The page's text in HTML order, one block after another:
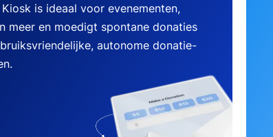
is ideaal voor evenementen,
meer en moedigt spontane donaties
autonome donatie-